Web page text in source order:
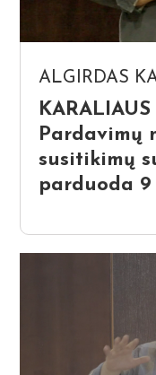
ALGIRDAS
Pardavimų
susitikimų
parduoda 9